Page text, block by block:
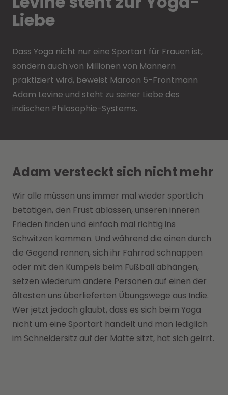
Liebe
Dass Yoga nicht nur eine Sportart für Frauen ist,
sondern auch von Millionen von Männern
praktiziert wird, beweist Maroon 5-Frontmann
Adam Levine und steht zu seiner Liebe des
indischen Philosophie-Systems.
Adam versteckt sich nicht mehr
Wir alle müssen uns immer mal wieder sportlich
betätigen, den Frust ablassen, unseren inneren
Frieden finden und einfach mal richtig ins
Schwitzen kommen. Und während die einen durch
die Gegend rennen, sich ihr Fahrrad schnappen
oder mit den Kumpels beim Fußball abhängen,
setzen wiederum andere Personen auf einen der
ältesten uns überlieferten Übungswege aus Indie.
Wer jetzt jedoch glaubt, dass es sich beim Yoga
nicht um eine Sportart handelt und man lediglich
im Schneidersitz auf der Matte sitzt, hat sich geirrt.